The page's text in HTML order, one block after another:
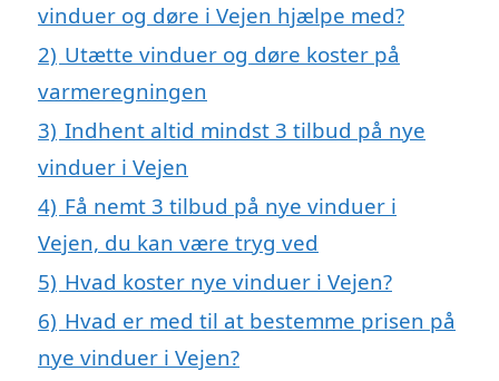
vinduer og døre i Vejen hjælpe med?
2) Utætte vinduer og døre koster på
varmeregningen
3) Indhent altid mindst 3 tilbud på nye
vinduer i Vejen
4) Få nemt 3 tilbud på nye vinduer i
Vejen, du kan være tryg ved
5) Hvad koster nye vinduer i Vejen?
6) Hvad er med til at bestemme prisen på
nye vinduer i Vejen?